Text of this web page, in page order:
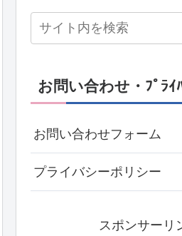
お問い合わせ・ﾌﾟﾗｲ
お問い合わせフォーム
プライバシーポリシー
スポンサーリ